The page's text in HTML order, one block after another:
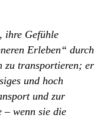
ihre Gefühle
Erleben“ durch
zu transportieren; er
und hoch
und zur
– wenn sie die